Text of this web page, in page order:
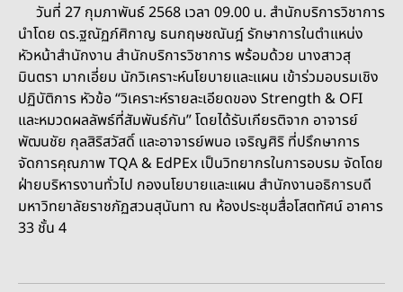
วันที่ 27 กุมภาพันธ์ 2568 เวลา 09.00 น. สำนักบริการวิชาการ
นำโดย ดร.ฐณัฏภ์ศิกาญ ธนกฤษชณันฎ์ รักษาการในตำแหน่ง
หัวหน้าสำนักงาน สำนักบริการวิชาการ พร้อมด้วย นางสาวสุ
มินตรา มากเอี่ยม นักวิเคราะห์นโยบายและแผน เข้าร่วมอบรมเชิง
ปฏิบัติการ หัวข้อ “วิเคราะห์รายละเอียดของ Strength & OFI
และหมวดผลลัพธ์ที่สัมพันธ์กัน” โดยได้รับเกียรติจาก อาจารย์
พัฒนชัย กุลสิริสวัสดิ์ และอาจารย์พนอ เจริญศิริ ที่ปรึกษาการ
จัดการคุณภาพ TQA & EdPEx เป็นวิทยากรในการอบรม จัดโดย
ฝ่ายบริหารงานทั่วไป กองนโยบายและแผน สำนักงานอธิการบดี
มหาวิทยาลัยราชภัฏสวนสุนันทา ณ ห้องประชุมสื่อโสตทัศน์ อาคาร
33 ชั้น 4